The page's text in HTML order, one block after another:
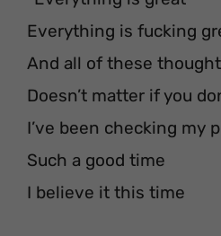
Everything is fucking
And all of these
Doesn’t matter if you
I’ve been checking my
Such a good time
I believe it this time